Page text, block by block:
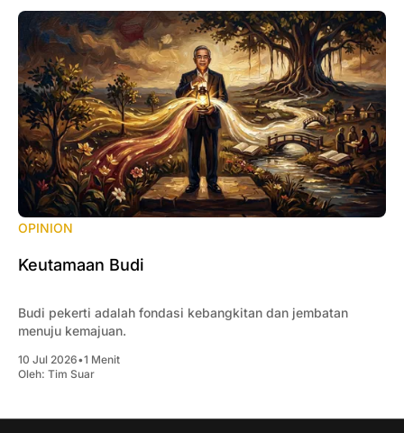
OPINION
Keutamaan Budi
Budi pekerti adalah fondasi kebangkitan dan jembatan
menuju kemajuan.
10 Jul 2026•1 Menit
Oleh: Tim Suar